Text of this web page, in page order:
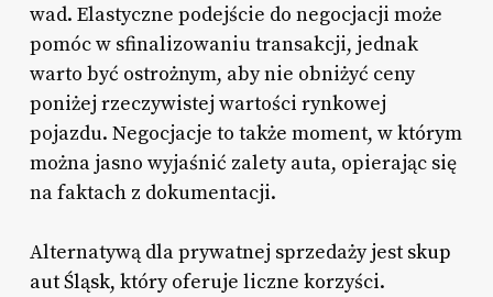
wad. Elastyczne podejście do negocjacji może
pomóc w sfinalizowaniu transakcji, jednak
warto być ostrożnym, aby nie obniżyć ceny
poniżej rzeczywistej wartości rynkowej
pojazdu. Negocjacje to także moment, w którym
można jasno wyjaśnić zalety auta, opierając się
na faktach z dokumentacji.
Alternatywą dla prywatnej sprzedaży jest skup
aut Śląsk, który oferuje liczne korzyści.